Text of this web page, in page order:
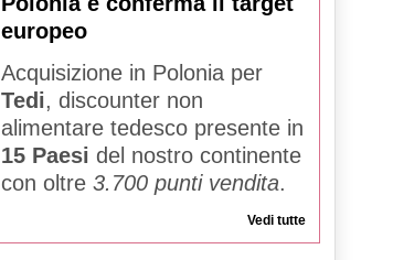
europeo
Acquisizione in Polonia per
Tedi, discounter non
alimentare tedesco presente in
15 Paesi del nostro continente
con oltre 3.700 punti vendita.
Vedi tutte